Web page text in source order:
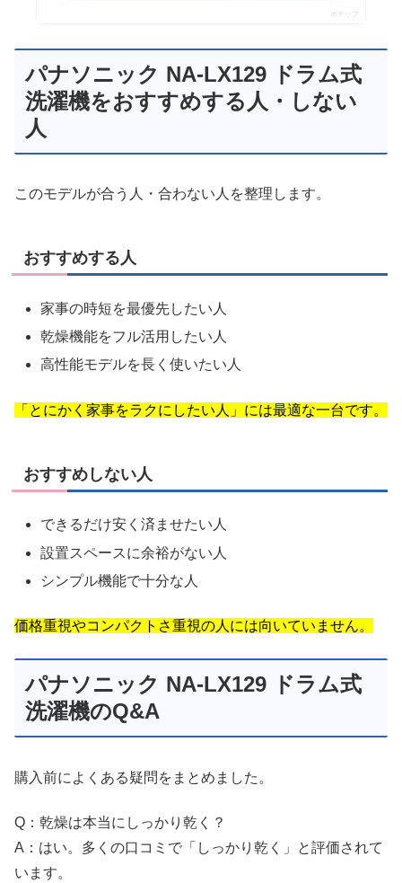
ポチップ
パナソニック NA-LX129 ドラム式
洗濯機をおすすめする人・しない
人
このモデルが合う人・合わない人を整理します。
おすすめする人
家事の時短を最優先したい人
乾燥機能をフル活用したい人
高性能モデルを長く使いたい人
「とにかく家事をラクにしたい人」には最適な一台です。
おすすめしない人
できるだけ安く済ませたい人
設置スペースに余裕がない人
シンプル機能で十分な人
価格重視やコンパクトさ重視の人には向いていません。
パナソニック NA-LX129 ドラム式
洗濯機のQ&A
購入前によくある疑問をまとめました。
Q：乾燥は本当にしっかり乾く？
A：はい。多くの口コミで「しっかり乾く」と評価されて
います。